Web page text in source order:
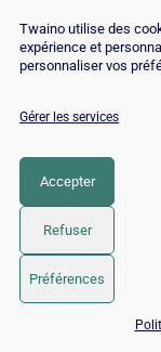
Twaino utilise des
expérience et
personnaliser vos
Gérer les services
Accepter
Refuser
Préférences
requêtes
des internautes
une vente.
Maintenant
avantages,
meilleures
📅